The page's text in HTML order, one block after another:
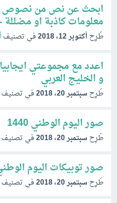
ابحث عن نص من نصوص
معلومات كاذبة او
طُرِحأكتوبر 12، 2018 في تصنيف
اعدد مع مجموعتي
و الخليج العربي
طُرِح سبتمبر 20، 2018 في تصنيف
صور اليوم الوطني 1440
طُرِح سبتمبر 20، 2018 في تصنيف
صور توبيكات اليوم الوطني ١٤٤٠
طُرِح سبتمبر 20، 2018 في تصنيف